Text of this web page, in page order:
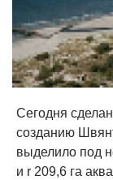
Сегодня
созданию
выделило под
и r 209,6 га